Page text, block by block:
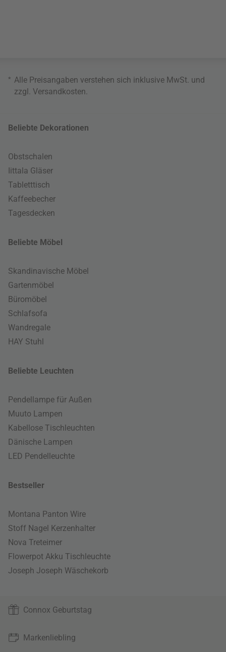
* Alle Preisangaben verstehen sich inklusive MwSt. und
zzgl. Versandkosten
Beliebte Dekorationen
Obstschalen
Iittala Gläser
Tabletttisch
Kaffeebecher
Tagesdecken
Beliebte Möbel
Skandinavische Möbel
Gartenmöbel
Büromöbel
Schlafsofa
Wandregale
HAY Stuhl
Beliebte Leuchten
Pendellampe für Außen
Muuto Lampen
Kabellose Tischleuchten
Dänische Lampen
LED Pendelleuchte
Bestseller
Montana Panton Wire
Stoff Nagel Kerzenhalter
Nova Treteimer
Flowerpot Akku Tischleuchte
Joseph Joseph Wäschekorb
Connox Geburtstag
Markenliebling